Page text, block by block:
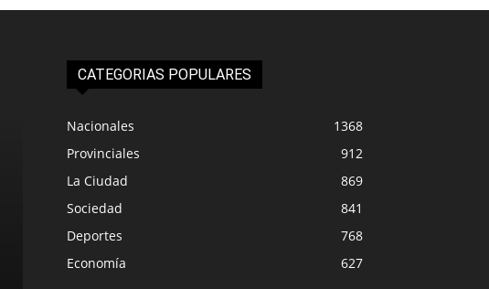
CATEGORIAS POPULARES
Nacionales
1368
Provinciales
912
La Ciudad
869
Sociedad
841
Deportes
768
Economía
627